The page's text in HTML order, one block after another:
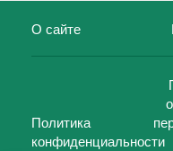
О сайте
Политика
конфиденциальности